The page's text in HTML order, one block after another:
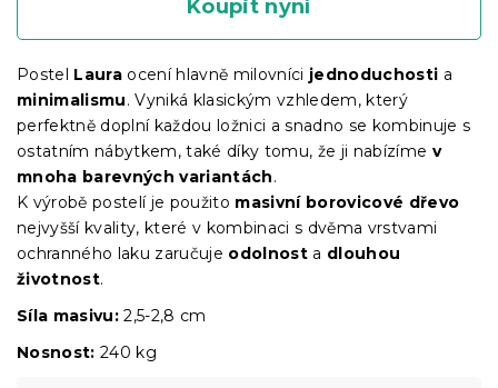
Koupit nyní
Postel Laura ocení hlavně milovníci jednoduchosti a
minimalismu. Vyniká klasickým vzhledem, který
perfektně doplní každou ložnici a snadno se kombinuje s
ostatním nábytkem, také díky tomu, že ji nabízíme v
mnoha barevných variantách.
K výrobě postelí je použito masivní borovicové dřevo
nejvyšší kvality, které v kombinaci s dvěma vrstvami
ochranného laku zaručuje odolnost a dlouhou
životnost.
Síla masivu: 2,5-2,8 cm
Nosnost: 240 kg